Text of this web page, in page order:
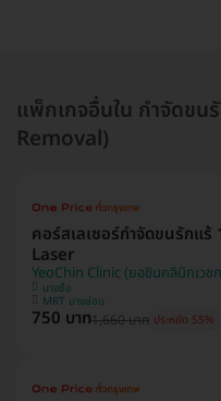
แพ็กเกจอื่นใน กำจัดข
Removal)
คอร์สเลเซอร์กำจัดขนรักแ
Laser
YeoChin Clinic (ยอชินคลินิกเวช
บางซื่อ
MRT บางซ่อน
750 บาท1,660 บาท ประหยัด 55%